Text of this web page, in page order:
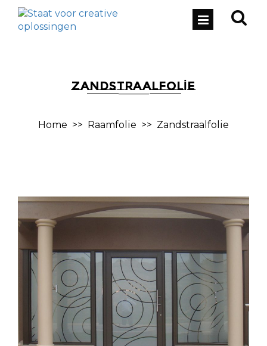
ZANDSTRAALFOLIE
Home >> Raamfolie >> Zandstraalfolie